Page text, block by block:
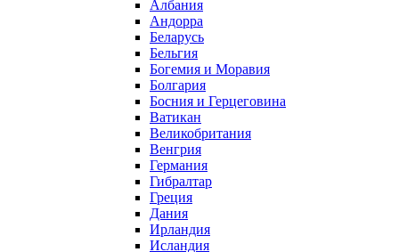
Албания
Андорра
Беларусь
Бельгия
Богемия и Моравия
Болгария
Босния и Герцеговина
Ватикан
Великобритания
Венгрия
Германия
Гибралтар
Греция
Дания
Ирландия
Исландия